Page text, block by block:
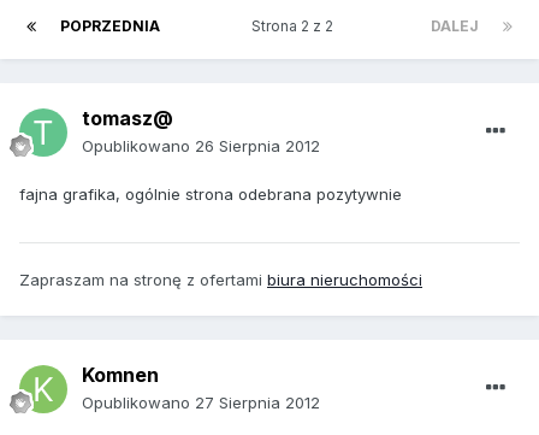
POPRZEDNIA DALEJ
Strona 2 z 2
tomasz@
Opublikowano 26 Sierpnia 2012
fajna grafika, ogólnie strona odebrana pozytywnie
Zapraszam na stronę z ofertami biura nieruchomości
Komnen
Opublikowano 27 Sierpnia 2012